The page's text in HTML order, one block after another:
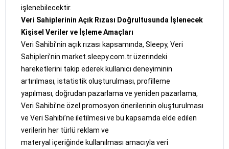
işlenebilecektir.
Veri Sahiplerinin Açık Rızası Doğrultusunda İşlenecek
Kişisel Veriler ve İşleme Amaçları
Veri Sahibi’nin açık rızası kapsamında, Sleepy, Veri
Sahipleri’nin market.sleepy.com.tr üzerindeki
hareketlerini takip ederek kullanıcı deneyiminin
artırılması, istatistik oluşturulması, profilleme
yapılması, doğrudan pazarlama ve yeniden pazarlama,
Veri Sahibi’ne özel promosyon önerilerinin oluşturulması
ve Veri Sahibi’ne iletilmesi ve bu kapsamda elde edilen
verilerin her türlü reklam ve
materyal içeriğinde kullanılması amacıyla veri